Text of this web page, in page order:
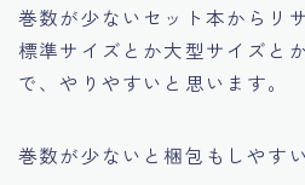
巻数が少ないセット本からリ
標準サイズとか大型サイズと
で、やりやすいと思います。
巻数が少ないと梱包もしやす